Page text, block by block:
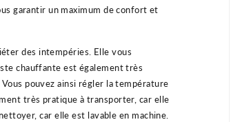
garantir un maximum de confort et
iéter des intempéries Elle vous
e chauffante est égalementtrès
Vous pouvez ainsi régler latempérature
très pratique à transporter, car elle
nettoyer, car elle est lavable en machine